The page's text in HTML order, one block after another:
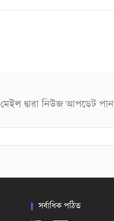
মেইল দ্বারা নিউজ আপডেট পান
সর্বাধিক পঠিত